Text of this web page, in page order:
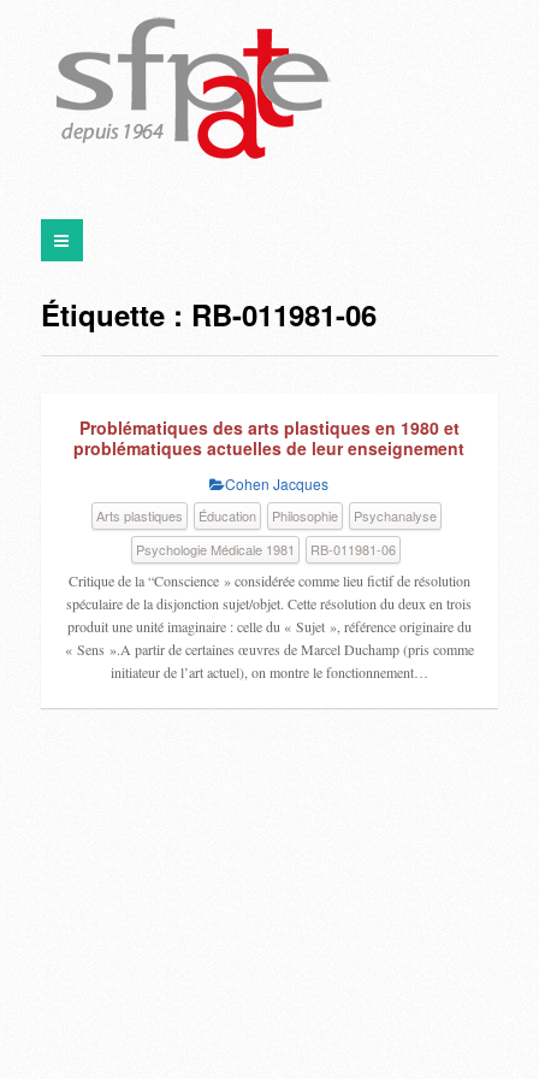
Étiquette : RB-011981-06
Problématiques des arts plastiques en 1980 et
problématiques actuelles de leur enseignement
Cohen Jacques
Arts plastiques Éducation Philosophie
Psychanalyse
Psychologie Médicale 1981
RB-011981-06
Critique de la “Conscience » considérée comme lieu fictif de résolution
spéculaire de la disjonction sujet/objet. Cette résolution du deux en trois
produit une unité imaginaire : celle du « Sujet », référence originaire du
« Sens ».A partir de certaines œuvres de Marcel Duchamp (pris comme
initiateur de l’art actuel), on montre le fonctionnement…